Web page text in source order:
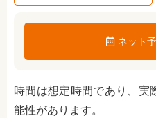
ネット
時間は想定時間であり、実
能性があります。